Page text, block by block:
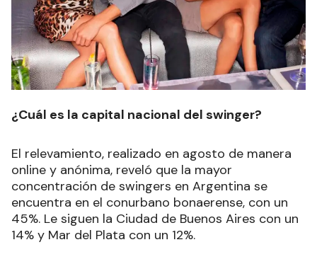
¿Cuál es la capital nacional del swinger?
El relevamiento, realizado en agosto de manera
online y anónima, reveló que la mayor
concentración de swingers en Argentina se
encuentra en el conurbano bonaerense, con un
45%. Le siguen la Ciudad de Buenos Aires con un
14% y Mar del Plata con un 12%.